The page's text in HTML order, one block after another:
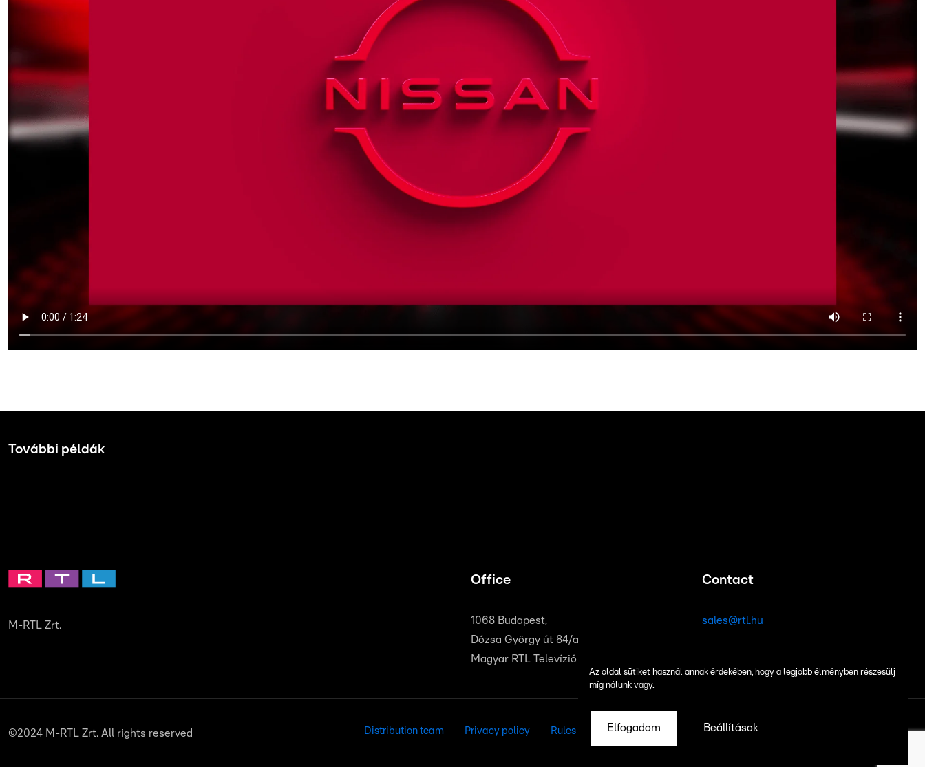
További példák
M-RTL Zrt.
Office
1068 Budapest,
Dózsa György út 84/a
Magyar RTL Televízió Zrt.
Contact
sales@rtl.hu
©2024 M-RTL Zrt. All rights reserved Distribution team Privacy policy Rules for cookies Cookie settings Sitemap
Privacy Policy
Az oldal sütiket használ annak érdekében, hogy a legjobb élményben részesülj
míg nálunk vagy.
Elfogadom Beállítások